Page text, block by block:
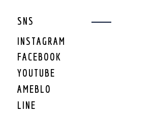
KIDS ROMPERS
KIDS BRAND
LIFESTYLE
GEAR TARP/TENT
GEAR MAT
SNS
INSTAGRAM
FACEBOOK
YOUTUBE
AMEBLO
LINE